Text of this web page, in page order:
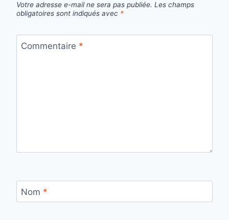
Votre adresse e-mail ne sera pas publiée. Les champs
obligatoires sont indiqués avec *
Commentaire *
Nom *